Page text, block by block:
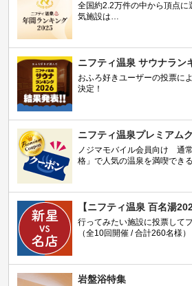
全国約2.2万件の中から頂点に
気施設は…
ニフティ温泉 サウナラン
おふろ好きユーザーの投票に
決定！
ニフティ温泉プレミアム
ノジマモバイル会員向け 通
格」で人気の温泉を満喫できる
【ニフティ温泉 百名湯
行ってみたい施設に投票して
（全10回開催 / 合計260名様）
岩盤浴特集